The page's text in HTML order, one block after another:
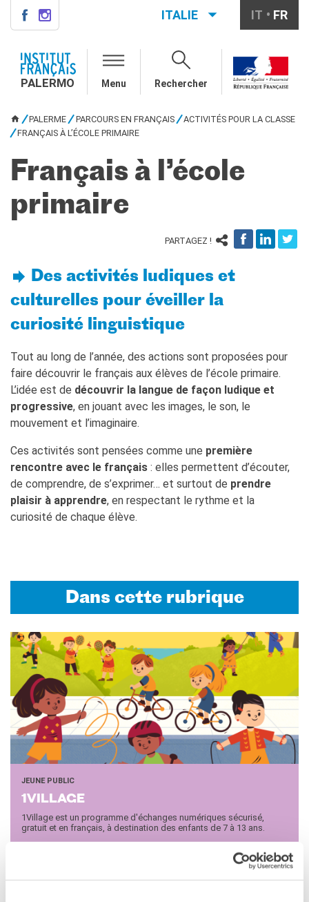
QUI SOMMES-NOUS ?
Notre équipe
COURS DE FRANÇAIS
Cours intensifs
Cours à la carte
Atelier
Cours de préparation DELF-
Cours pour écoles
DIPLÔMES ET TESTS
Autres tests
MÉDIATHÈQUE
PARCOURS EN FRANÇAIS
Activités pour la classe
Atelier
Certifications
profs
Mobilité
UNIVERSITÉ
Coopération universitaire
KULTUR ENSEMBLE
PALERME
Atelier Panormos - La
Appels à candidatures
Résidences 2026
Résidences passées
Chantiers culturels à la
Zisa
RECHERCHER
ITALIE IT FR
PALERMO Menu Rechercher
VOUS ÊTES ICI
PALERME PARCOURS EN FRANÇAIS
ACTIVITÉS POUR LA CLASSE
FRANÇAIS À L’ÉCOLE PRIMAIRE
Français à l’école
primaire
PARTAGEZ !
Des activités ludiques et
culturelles pour éveiller la
curiosité linguistique
Tout au long de l’année, des actions sont proposées pour
faire découvrir le français aux élèves de l’école primaire.
L’idée est de découvrir la langue de façon ludique et
progressive, en jouant avec les images, le son, le
mouvement et l’imaginaire.
Ces activités sont pensées comme une première
rencontre avec le français : elles permettent d’écouter,
de comprendre, de s’exprimer… et surtout de prendre
plaisir à apprendre, en respectant le rythme et la
curiosité de chaque élève.
Dans cette rubrique
JEUNE PUBLIC
1VILLAGE
1Village est un programme d'échanges numériques sécurisé,
gratuit et en français, à destination des enfants de 7 à 13 ans.